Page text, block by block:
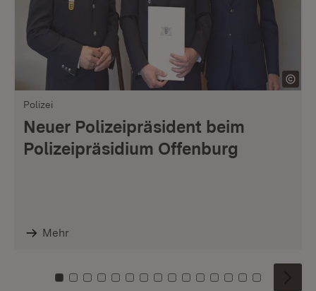
Polizei
Neuer Polizeipräsident beim
Polizeipräsidium Offenburg
Mehr
Zu Kachel: 0
Zu Kachel: 1
Zu Kachel: 2
Zu Kachel: 3
Zu Kachel: 4
Zu Kachel: 5
Zu Kachel: 6
Zu Kachel: 7
Zu Kachel: 8
Zu Kachel: 9
Zu Kachel: 10
Zu Kachel: 11
Zu Kachel: 12
Zu Kachel:
Zu